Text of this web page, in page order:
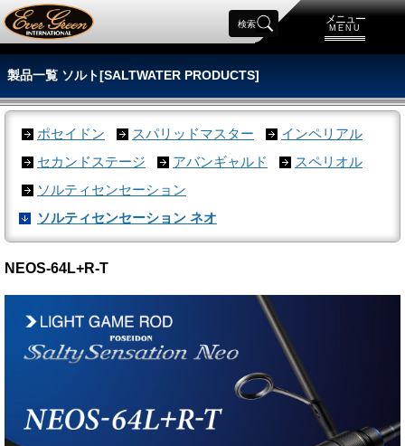
メニュー
MENU
検索
製品一覧 ソルト[SALTWATER PRODUCTS]
ポセイドン スパリッドマスター
インペリアル
セカンドステージ
アバンギャルド
スペリオル
ソルティセンセーション
ソルティセンセーション ネオ
NEOS-64L+R-T